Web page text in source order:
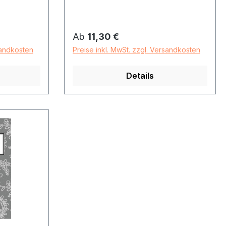
Regulärer Preis:
Ab 11,30 €
Preise inkl. MwSt. zzgl. Versandkosten
Details